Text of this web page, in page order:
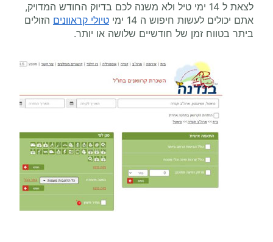
לצאת ל 14 ימי טיל ולא משנה לכם בדיוק החודש המדויק,
אתם יכולים לעשות חיפוש ה 14 ימי
טיולי קראוונים הזולים
ביתר בטווח זמן של חודשיים שלושה או יותר.